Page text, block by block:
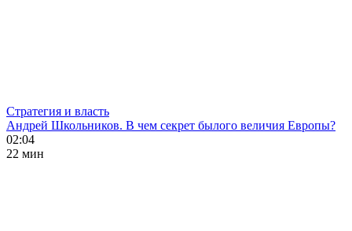
Стратегия и власть
Андрей Школьников. В чем секрет былого величия Европы?
02:04
22 мин